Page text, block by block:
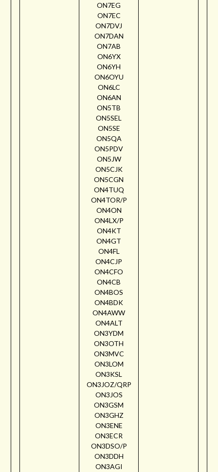
ON7EG
ON7EC
ON7DVJ
ON7DAN
ON7AB
ON6YX
ON6YH
ON6OYU
ON6LC
ON6AN
ON5TB
ON5SEL
ON5SE
ON5QA
ON5PDV
ON5JW
ON5CJK
ON5CGN
ON4TUQ
ON4TOR/P
ON4ON
ON4LX/P
ON4KT
ON4GT
ON4FL
ON4CJP
ON4CFO
ON4CB
ON4BOS
ON4BDK
ON4AWW
ON4ALT
ON3YDM
ON3OTH
ON3MVC
ON3LOM
ON3KSL
ON3JOZ/QRP
ON3JOS
ON3GSM
ON3GHZ
ON3ENE
ON3ECR
ON3DSO/P
ON3DDH
ON3AGI